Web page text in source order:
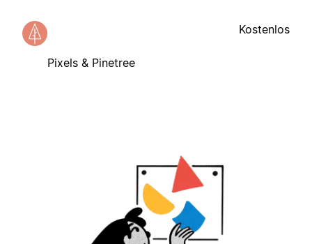
Pixels & Pinetree
Kostenlos